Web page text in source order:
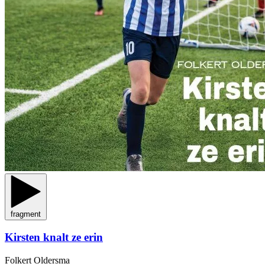
fragment
Kirsten knalt ze erin
Folkert Oldersma